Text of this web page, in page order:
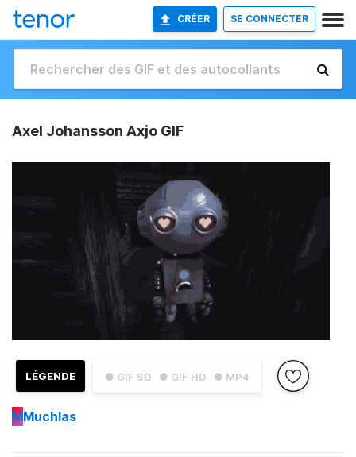
CRÉER SE CONNECTER
Axel Johansson Axjo GIF
● GIF SD ● GIF HD ● MP4
LÉGENDE
MMuchlas